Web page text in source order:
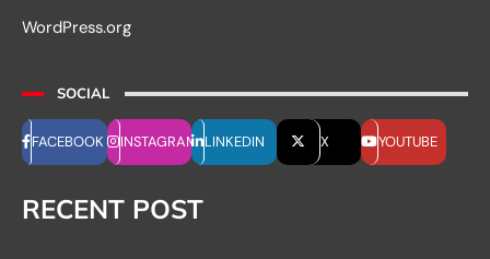
WordPress.org
SOCIAL
FACEBOOK INSTAGRAM LINKEDIN X YOUTUBE
RECENT POST